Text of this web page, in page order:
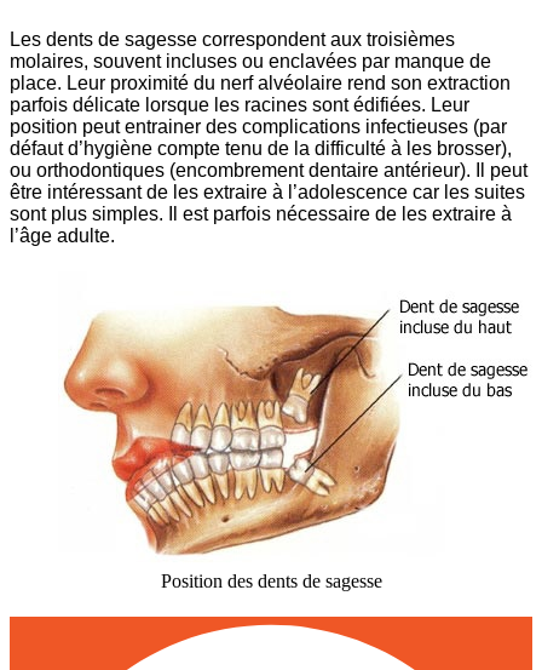
Les dents de sagesse correspondent aux troisièmes
molaires, souvent incluses ou enclavées par manque de
place. Leur proximité du nerf alvéolaire rend son extraction
parfois délicate lorsque les racines sont édifiées. Leur
position peut entrainer des complications infectieuses (par
défaut d’hygiène compte tenu de la difficulté à les brosser),
ou orthodontiques (encombrement dentaire antérieur). Il peut
être intéressant de les extraire à l’adolescence car les suites
sont plus simples. Il est parfois nécessaire de les extraire à
l’âge adulte.
Position des dents de sagesse